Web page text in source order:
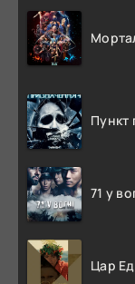
Пункт
71 у
Цар